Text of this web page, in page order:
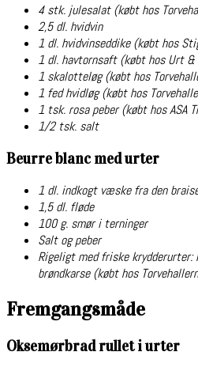
4 stk. julesalat (købt hos
2,5 dl. hvidvin
1 dl. hvidvinseddike (købt hos
1 dl. havtornsaft (købt hos Urt &
1 skalotteløg (købt hos
1 fed hvidløg (købt hos
1 tsk. rosa peber (købt hos ASA
1/2 tsk. salt
Beurre blanc med urter
1 dl. indkogt væske fra den
1,5 dl. fløde
100 g. smør i terninger
Salt og peber
Rigeligt med friske krydderurter:
brøndkarse (købt hos
Fremgangsmåde
Oksemørbrad rullet i urter